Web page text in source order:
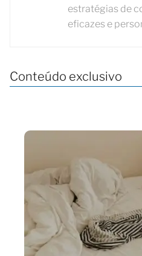
estratégias de
eficazes e
Conteúdo exclusivo